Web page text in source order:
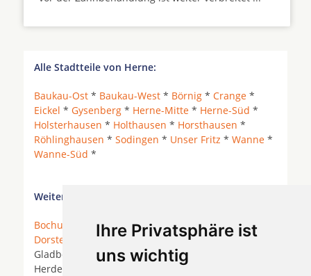
Ihre Privatsphäre ist
uns wichtig
Alle Stadtteile von Herne:
Baukau-Ost * Baukau-West * Börnig * Crange *
Eickel * Gysenberg * Herne-Mitte * Herne-Süd *
Holsterhausen * Holthausen * Horsthausen *
Röhlinghausen * Sodingen * Unser Fritz * Wanne *
Wanne-Süd *
Weitere Orte in der Nähe von Herne:
Bochum * Bottrop * Castrop-Rauxel*Datteln*
Dorsten
Dortmund * Essen*Gelsenkirchen*
Gladbeck *
Hattingen* Hattingen an der Ruhr *
Herdecke an der Ruhr *
*